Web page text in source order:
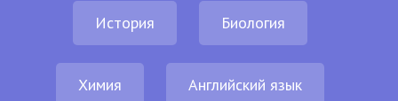
История Биология
Химия Английский язык